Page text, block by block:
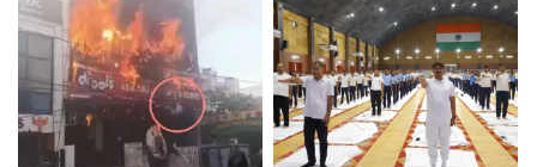
को नहीं...
किराया